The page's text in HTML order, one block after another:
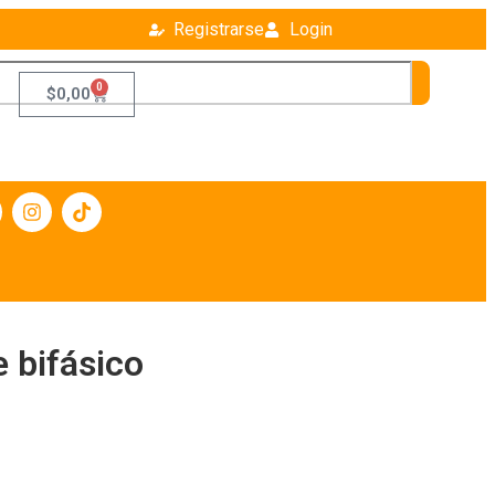
Registrarse Login
$0,00 0
bifásico